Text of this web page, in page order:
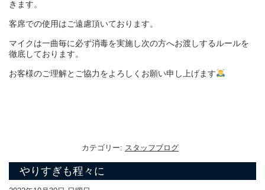
きます。
客席での使用はご遠慮頂いております。
マイクは一曲毎に必ず消毒を実施し次の方へお渡しするルールを
徹底しております。
お客様のご理解とご協力をよろしくお願い申し上げます
カテゴリー: スタッフブログ
やりすぎも程々に